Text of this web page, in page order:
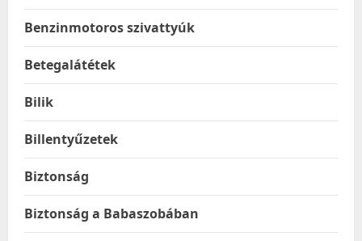
Benzinmotoros szivattyúk
Betegalátétek
Bilik
Billentyűzetek
Biztonság
Biztonság a Babaszobában